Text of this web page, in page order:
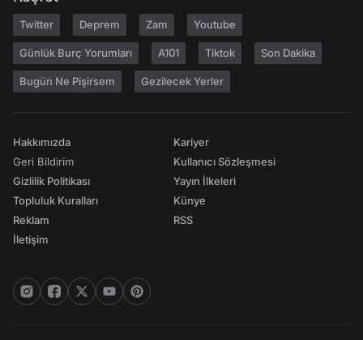
Twitter Deprem Zam Youtube
Günlük Burç Yorumları A101 Tiktok Son Dakika
Bugün Ne Pişirsem Gezilecek Yerler
Hakkımızda
Geri Bildirim
Gizlilik Politikası
Topluluk Kuralları
Reklam
İletişim
Kariyer
Kullanıcı Sözleşmesi
Yayın İlkeleri
Künye
RSS